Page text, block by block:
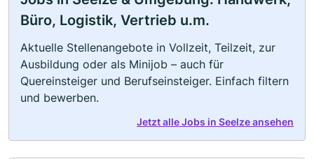
Büro, Logistik, Vertrieb u.m.
Aktuelle Stellenangebote in Vollzeit, Teilzeit, zur
Ausbildung oder als Minijob – auch für
Quereinsteiger und Berufseinsteiger. Einfach filtern
und bewerben.
Jetzt alle Jobs in Seelze ansehen